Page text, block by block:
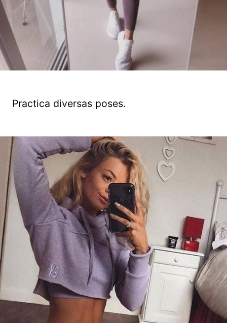
Practica diversas poses.